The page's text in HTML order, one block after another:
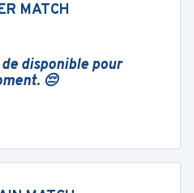
MATCH
disponible pour
😔